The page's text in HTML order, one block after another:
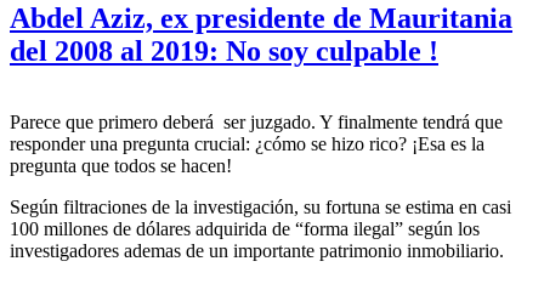
Abdel Aziz, ex presidente de Mauritania
del 2008 al 2019: No soy culpable !
Parece que primero deberá ser juzgado. Y finalmente tendrá que
responder una pregunta crucial: ¿cómo se hizo rico? ¡Esa es la
pregunta que todos se hacen!
Según filtraciones de la investigación, su fortuna se estima en casi
100 millones de dólares adquirida de “forma ilegal” según los
investigadores ademas de un importante patrimonio inmobiliario.